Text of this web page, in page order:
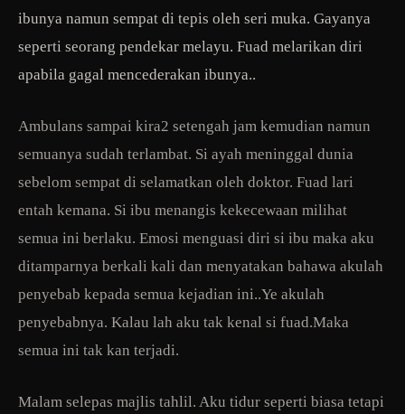
ibunya namun sempat di tepis oleh seri muka. Gayanya
seperti seorang pendekar melayu. Fuad melarikan diri
apabila gagal mencederakan ibunya..
Ambulans sampai kira2 setengah jam kemudian namun
semuanya sudah terlambat. Si ayah meninggal dunia
sebelom sempat di selamatkan oleh doktor. Fuad lari
entah kemana. Si ibu menangis kekecewaan milihat
semua ini berlaku. Emosi menguasi diri si ibu maka aku
ditamparnya berkali kali dan menyatakan bahawa akulah
penyebab kepada semua kejadian ini..Ye akulah
penyebabnya. Kalau lah aku tak kenal si fuad.Maka
semua ini tak kan terjadi.
Malam selepas majlis tahlil. Aku tidur seperti biasa tetapi